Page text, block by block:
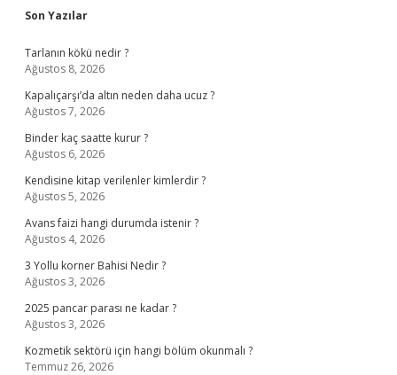
Sidebar
Son Yazılar
Tarlanın kökü nedir ?
Ağustos 8, 2026
Kapalıçarşı’da altın neden daha ucuz ?
Ağustos 7, 2026
Binder kaç saatte kurur ?
Ağustos 6, 2026
Kendisine kitap verilenler kimlerdir ?
Ağustos 5, 2026
Avans faizi hangi durumda istenir ?
Ağustos 4, 2026
3 Yollu korner Bahisi Nedir ?
Ağustos 3, 2026
2025 pancar parası ne kadar ?
Ağustos 3, 2026
Kozmetik sektörü için hangi bölüm okunmalı ?
Temmuz 26, 2026